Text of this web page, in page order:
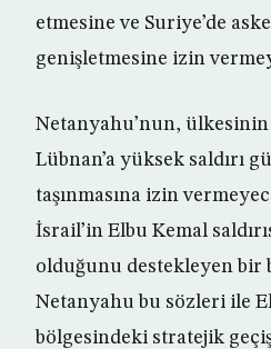
etmesine ve Suriye’de
genişletmesine izin
Netanyahu’nun, ülkesinin
Lübnan’a yüksek saldırı
taşınmasına izin
İsrail’in Elbu Kemal
olduğunu destekleyen bir
Netanyahu bu sözleri ile
bölgesindeki stratejik